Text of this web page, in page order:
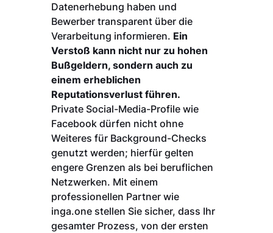
Datenerhebung haben und
Bewerber transparent über die
Verarbeitung informieren. Ein
Verstoß kann nicht nur zu hohen
Bußgeldern, sondern auch zu
einem erheblichen
Reputationsverlust führen.
Private Social-Media-Profile wie
Facebook dürfen nicht ohne
Weiteres für Background-Checks
genutzt werden; hierfür gelten
engere Grenzen als bei beruflichen
Netzwerken. Mit einem
professionellen Partner wie
inga.one stellen Sie sicher, dass Ihr
gesamter Prozess, von der ersten